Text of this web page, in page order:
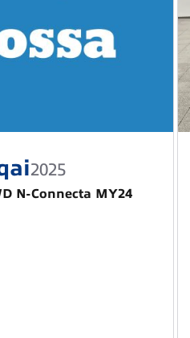
2025
N-Connecta MY24